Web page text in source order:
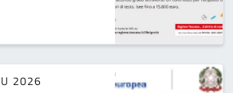
2027 - APERTURA DELLA FINESTRA
2026